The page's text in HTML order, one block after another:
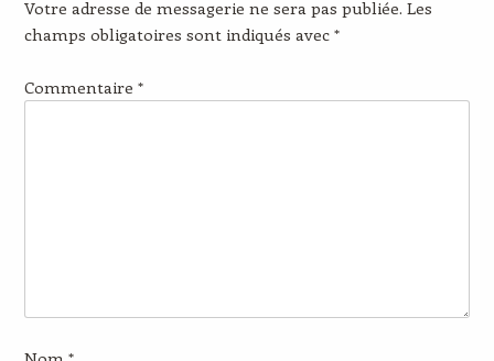
Votre adresse de messagerie ne sera pas publiée. Les
champs obligatoires sont indiqués avec *
Commentaire *